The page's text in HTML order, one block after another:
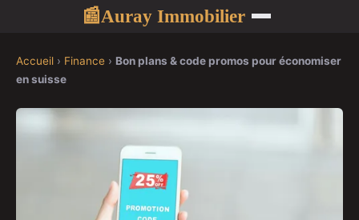
📰Auray Immobilier
Accueil › Finance › Bon plans & code promos pour économiser
en suisse